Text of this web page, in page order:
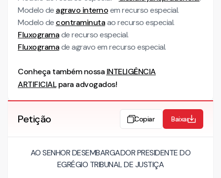
Modelo de agravo internoem recurso especial.
Modelo de contraminutaao recurso especial.
Fluxogramade recurso especial.
Fluxogramade agravo em recurso especial.
Conheça também nossa INTELIGÊNCIA
ARTIFICIALpara advogados!
Petição Copiar Baixar
AO SENHOR DESEMBARGADOR PRESIDENTE DO
EGRÉGIO TRIBUNAL DE JUSTIÇA